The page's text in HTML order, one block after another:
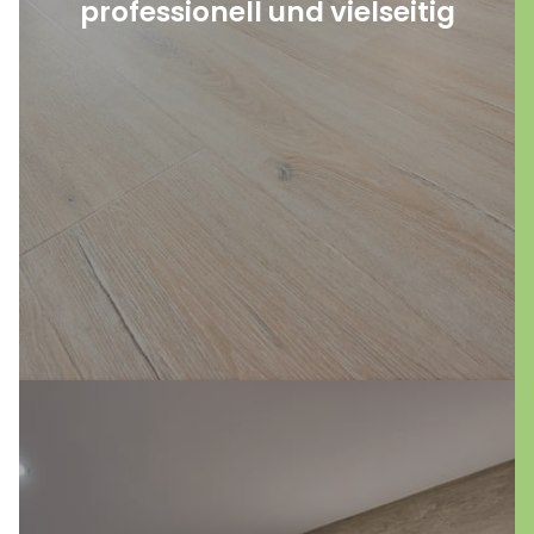
professionell und vielseitig
nahtlose Eleganz der Spachtelung und die
mehr erfahren
Entdecken Sie die zeitgemäße Eleganz von